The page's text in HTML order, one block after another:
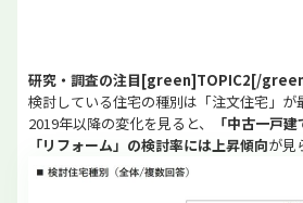
研究・調査の注目[green]TOPIC2[/
検討している住宅の種別は「注文住宅」が
2019年以降の変化を見ると、
「中古一戸
「リフォーム」の検討率には上昇傾向が見